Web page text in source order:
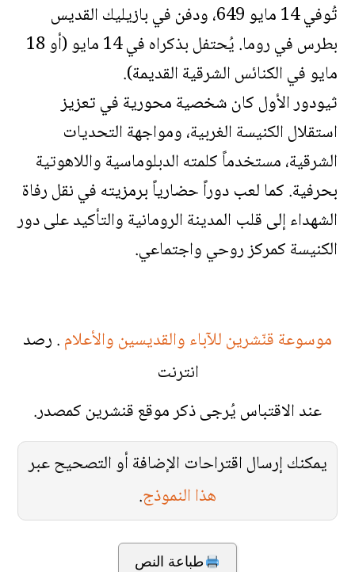
تُوفي 14 مايو 649، ودفن في بازيليك القديس
بطرس في روما. يُحتفل بذكراه في 14 مايو (أو 18
مايو في الكنائس الشرقية القديمة).
ثيودور الأول كان شخصية محورية في تعزيز
استقلال الكنيسة الغربية، ومواجهة التحديات
الشرقية، مستخدماً كلمته الدبلوماسية واللاهوتية
بحرفية. كما لعب دوراً حضارياً برمزيته في نقل رفاة
الشهداء إلى قلب المدينة الرومانية والتأكيد على دور
الكنيسة كمركز روحي واجتماعي.
موسوعة قنّشرين للآباء والقديسين والأعلام. رصد
انترنت
عند الاقتباس يُرجى ذكر موقع قنشرين كمصدر.
يمكنك إرسال اقتراحات الإضافة أو التصحيح عبر
هذا النموذج.
طباعة النص